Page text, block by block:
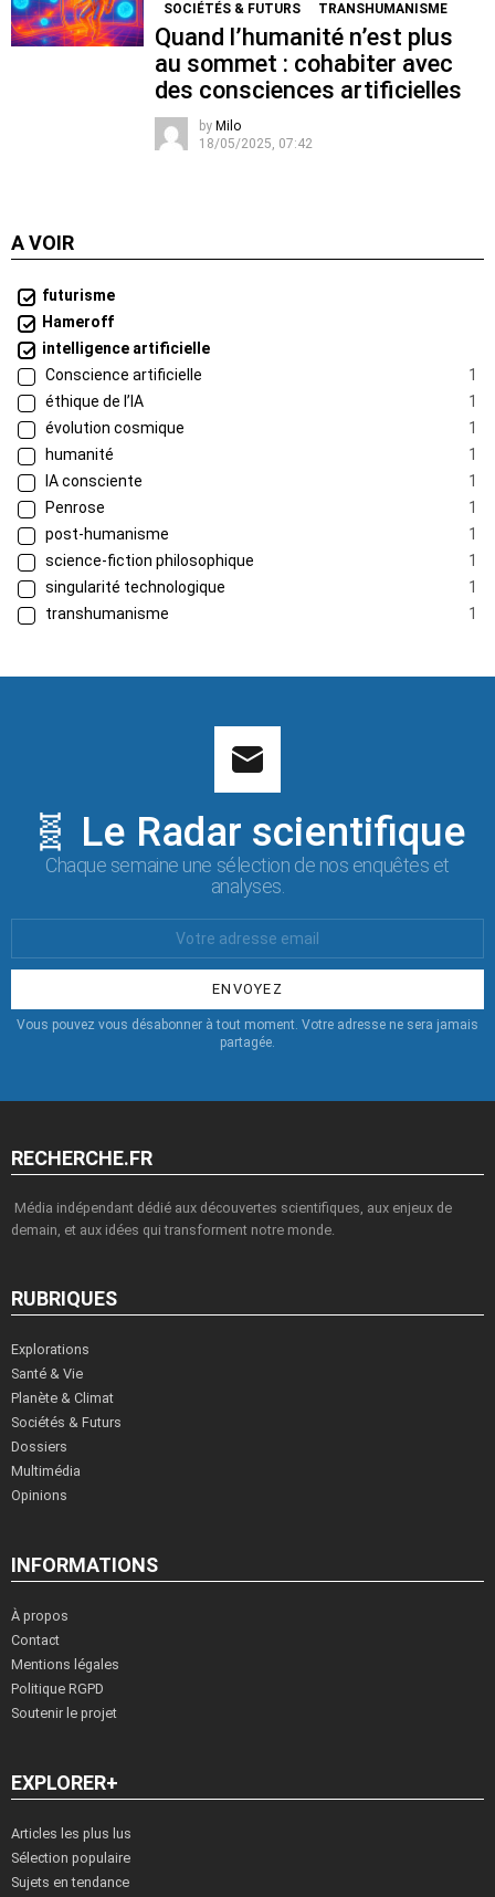
SOCIÉTÉS & FUTURS
TRANSHUMANISME
Quand l’humanité n’est plus
au sommet : cohabiter avec
des consciences artificielles
by Milo
18/05/2025, 07:42
A VOIR
futurisme
Hameroff
intelligence artificielle
Conscience artificielle
1
éthique de l’IA
1
évolution cosmique
1
humanité
1
IA consciente
1
Penrose
1
post-humanisme
1
science-fiction philosophique
1
singularité technologique
1
transhumanisme
1
🧬 Le Radar scientifique
Chaque semaine une sélection de nos enquêtes et
analyses.
:
Vous pouvez vous désabonner à tout moment. Votre adresse ne sera jamais
partagée.
RECHERCHE.FR
Média indépendant dédié aux découvertes scientifiques, aux enjeux de
demain, et aux idées qui transforment notre monde.
RUBRIQUES
Explorations
Santé & Vie
Planète & Climat
Sociétés & Futurs
Dossiers
Multimédia
Opinions
INFORMATIONS
À propos
Contact
Mentions légales
Politique RGPD
Soutenir le projet
EXPLORER+
Articles les plus lus
Sélection populaire
Sujets en tendance